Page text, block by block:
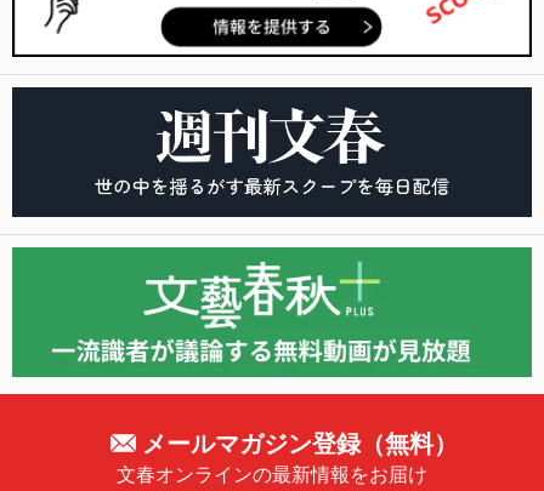
メールマガジン登録（無料）
文春オンラインの最新情報をお届け